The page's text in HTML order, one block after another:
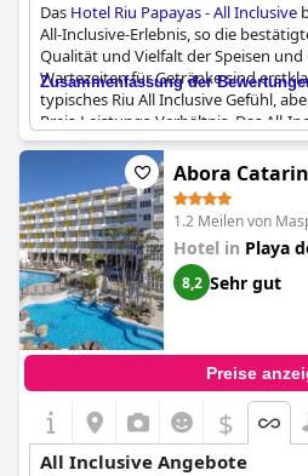
Das Hotel Riu Papayas - All Inclusive
All-Inclusive-Erlebnis, so die
Qualität und Vielfalt der Speisen
Wartezeiten für Getränke sind
typisches Riu All Inclusive Gefühl,
Preis-Leistungs-Verhältnis. Das All-
gut, einschließlich glutenfreiem Bier,
unbegrenzte Inklusivgetränke im
Gäste können zu jeder Tageszeit
und haben einen durchgehenden All-
Stunden. Die Hoteleinrichtungen
schön, und die Gäste können sie
Aufenthaltszeiten ohne zusätzliche
ist es ein tolles Reiseziel und Hotel für
Familienurlaub.
Zusammenfassung der
Abora
1.2 Meilen von
Hotel in Playa
8,2 Sehr gut
Preise
$
All Inclusive Angebote